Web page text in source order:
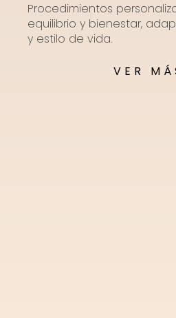
Procedimientos
equilibrio y bienestar,
y estilo de vida.
VER